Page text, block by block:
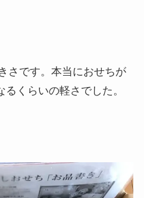
さです。本当におせちが
くらいの軽さでした。